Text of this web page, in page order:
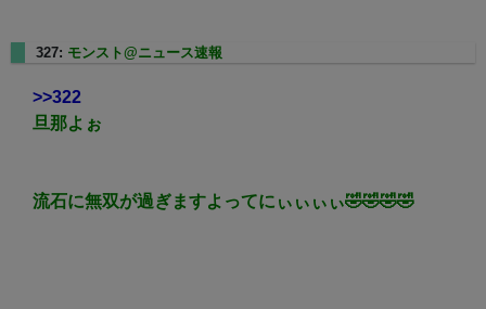
327: モンスト@ニュース速報
>>322
旦那よぉ
流石に無双が過ぎますよってにぃぃぃぃ🤣🤣🤣🤣